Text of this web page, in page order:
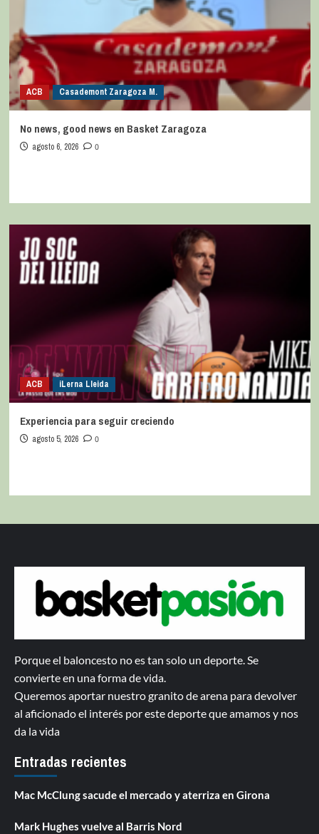
ACB Casademont Zaragoza M.
No news, good news en Basket Zaragoza
agosto 6, 2026 0
ACB iLerna Lleida
Experiencia para seguir creciendo
agosto 5, 2026 0
Porque el baloncesto no es tan solo un deporte. Se
convierte en una forma de vida.
Queremos aportar nuestro granito de arena para devolver
al aficionado el interés por este deporte que amamos y nos
da la vida
Entradas recientes
Mac McClung sacude el mercado y aterriza en Girona
Mark Hughes vuelve al Barris Nord